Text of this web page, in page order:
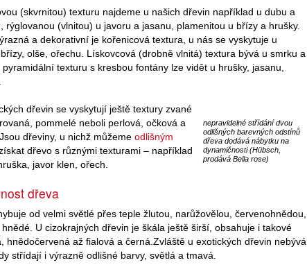
(skvrnitou) texturu najdeme u našich dřevin například u dubu a
rýglovanou (vlnitou) u javoru a jasanu, plamenitou u břízy a hrušky.
a dekorativní je kořenicová textura, u nás se vyskytuje u
olše, ořechu. Lískovcová (drobně vlnitá) textura bývá u smrku a
pyramidální texturu s kresbou fontány lze vidět u hrušky, jasanu,
nepravidelné střídání dvou
odlišných barevných odstínů
dřeva dodává nábytku na
dynamičnosti (Hübsch,
prodává Bella rose)
dřevin se vyskytují ještě textury zvané
pommelé neboli perlová, očková a
dřeviny, u nichž můžemeodlišným
dřevo s různými texturami – například
javor klen, ořech.
dřeva
od velmi světlé přes teple žlutou, narůžovělou, červenohnědou,
U cizokrajných dřevin je škála ještě širší, obsahuje i takové
hnědočervená až fialová a černá.Zvláště u exotických dřevin nebývá
střídají i výrazně odlišné barvy, světlá a tmavá.